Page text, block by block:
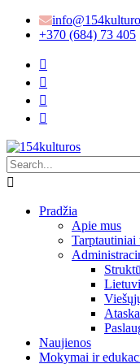
+370 (684) 73 405
Pradžia
Apie mus
Tarptautiniai
Naujienos
Mokymai ir